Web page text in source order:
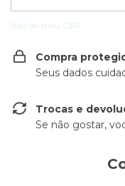
Não sei meu CEP
Compra
Seus dados
Trocas e
Se não gostar,